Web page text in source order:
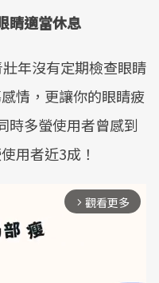
睛適當休息
年沒有定期檢查眼睛
情，更讓你的眼睛疲
時多螢使用者曾感到
用者近3成！
arrow_forward_ios 觀看更多